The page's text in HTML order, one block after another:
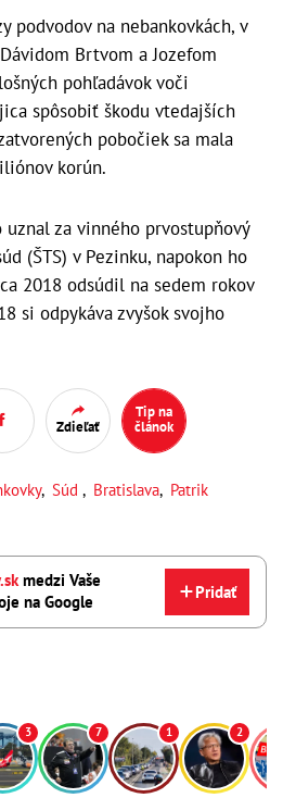
podvodov na nebankovkách, v
Brtvom a Jozefom
pohľadávok voči
spôsobiť škodu vtedajších
pobočiek sa mala
korún.
uznal za vinného prvostupňový
(ŠTS) v Pezinku, napokon ho
2018 odsúdil na sedem rokov
si odpykáva zvyšok svojho
Zdieľať
Tip na
článok
, Súd , Bratislava, Patrik
medzi Vaše
na Google
Pridať
3 7 1 2